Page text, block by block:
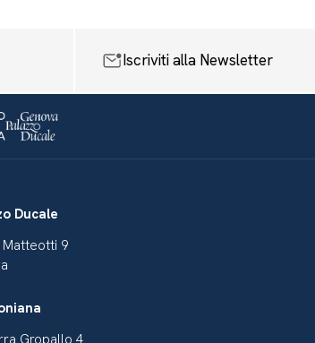
Iscriviti alla Newsletter
Ducale
Matteotti 9
Gropallo 4